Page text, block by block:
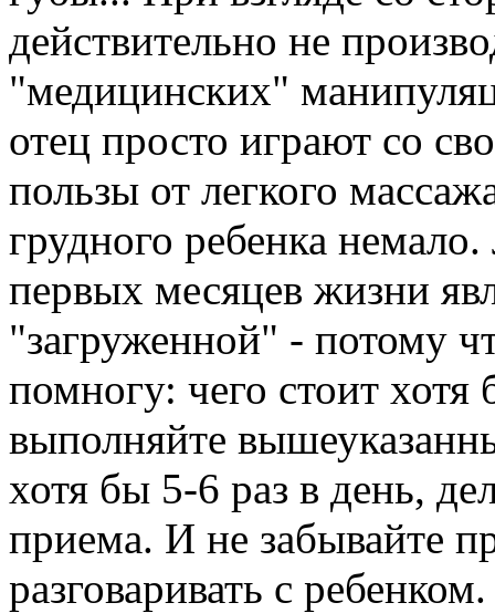
действительно не
"медицинских"
отец просто играют со
пользы от легкого
грудного ребенка
первых месяцев жизни
"загруженной" - потому
помногу: чего стоит
выполняйте
хотя бы 5-6 раз в день,
приема. И не забывайте
разговаривать с